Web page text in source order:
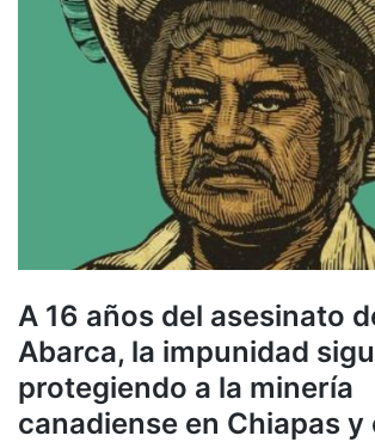
A 16 años del asesinato
Abarca, la impunidad
protegiendo a la minería
canadiense en Chiapas y